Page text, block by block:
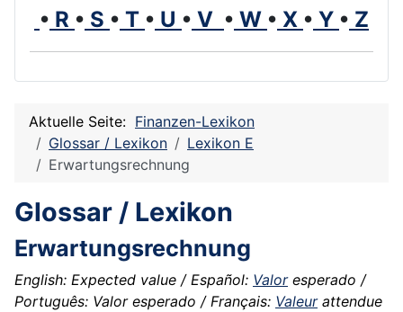
• R • S • T • U • V • W • X • Y • Z
Aktuelle Seite: Finanzen-Lexikon
Glossar / Lexikon
Lexikon E
Erwartungsrechnung
Glossar / Lexikon
Erwartungsrechnung
English: Expected value / Español: Valoresperado /
Português: Valor esperado / Français: Valeurattendue